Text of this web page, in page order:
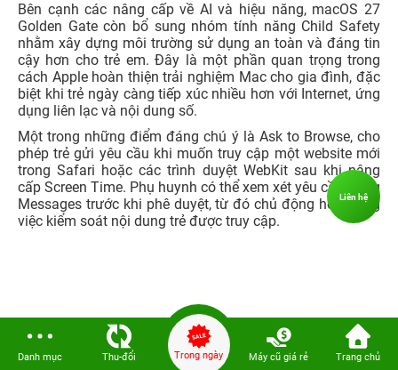
Bên cạnh các nâng cấp về AI và hiệu năng, macOS 27
Golden Gate còn bổ sung nhóm tính năng Child Safety
nhằm xây dựng môi trường sử dụng an toàn và đáng tin
cậy hơn cho trẻ em. Đây là một phần quan trọng trong
cách Apple hoàn thiện trải nghiệm Mac cho gia đình, đặc
biệt khi trẻ ngày càng tiếp xúc nhiều hơn với Internet, ứng
dụng liên lạc và nội dung số.
Một trong những điểm đáng chú ý là Ask to Browse, cho
phép trẻ gửi yêu cầu khi muốn truy cập một website mới
trong Safari hoặc các trình duyệt WebKit sau khi nâng
cấp Screen Time. Phụ huynh có thể xem xét yêu cầu trong
Messages trước khi phê duyệt, từ đó chủ động hơn trong
việc kiểm soát nội dung trẻ được truy cập.
Danh mục Thu-đổi Trong ngày Máy cũ giá rẻ Trang chủ
Liên hệ